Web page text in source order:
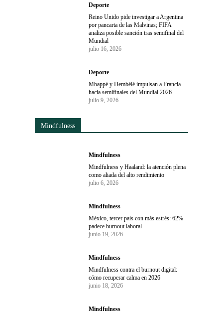
Deporte
Reino Unido pide investigar a Argentina
por pancarta de las Malvinas; FIFA
analiza posible sanción tras semifinal del
Mundial
julio 16, 2026
Deporte
Mbappé y Dembélé impulsan a Francia
hacia semifinales del Mundial 2026
julio 9, 2026
Mindfulness
Mindfulness
Mindfulness y Haaland: la atención plena
como aliada del alto rendimiento
julio 6, 2026
Mindfulness
México, tercer país con más estrés: 62%
padece burnout laboral
junio 19, 2026
Mindfulness
Mindfulness contra el burnout digital:
cómo recuperar calma en 2026
junio 18, 2026
Mindfulness